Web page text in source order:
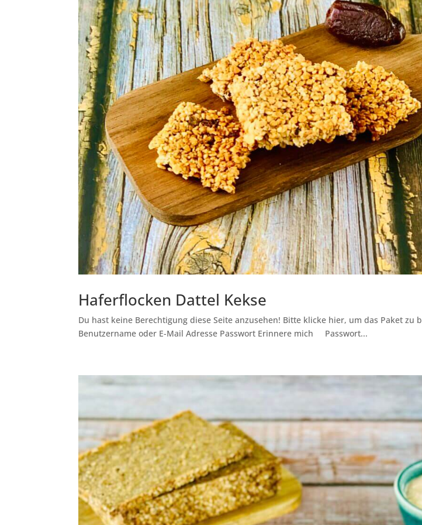
Haferflocken Dattel Kekse
Du hast keine Berechtigung diese Seite anzusehen! Bitte klicke hier, um das Paket zu
Benutzername oder E-Mail Adresse Passwort Erinnere mich Passwort...